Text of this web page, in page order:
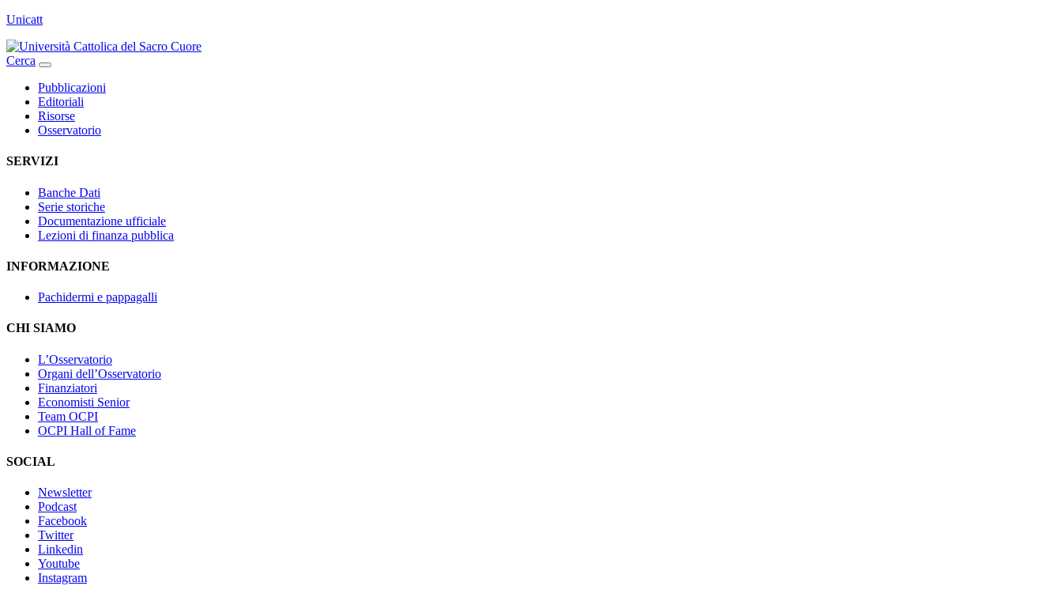
Unicatt
Cerca
Pubblicazioni
Editoriali
Risorse
Osservatorio
SERVIZI
Banche Dati
Serie storiche
Documentazione ufficiale
Lezioni di finanza pubblica
INFORMAZIONE
Pachidermi e pappagalli
CHI SIAMO
L’Osservatorio
Organi dell’Osservatorio
Finanziatori
Economisti Senior
Team OCPI
OCPI Hall of Fame
SOCIAL
Newsletter
Podcast
Facebook
Twitter
Linkedin
Youtube
Instagram